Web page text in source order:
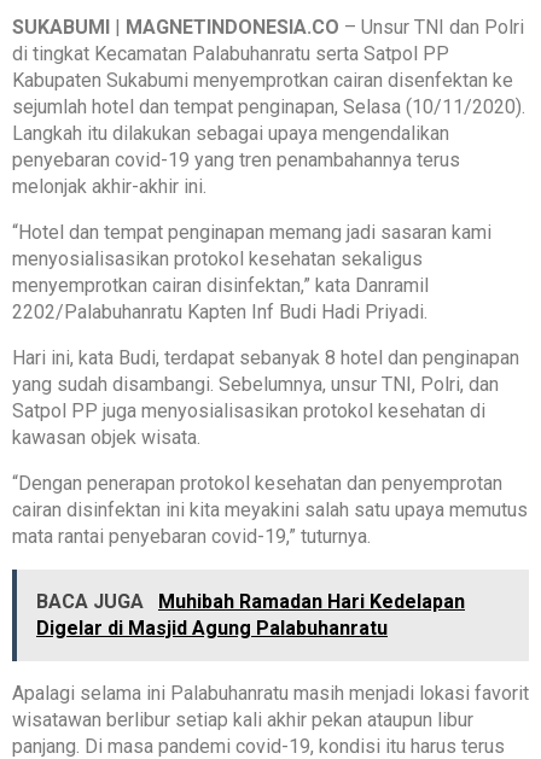
SUKABUMI | MAGNETINDONESIA.CO – Unsur TNI dan Polri
di tingkat Kecamatan Palabuhanratu serta Satpol PP
Kabupaten Sukabumi menyemprotkan cairan disenfektan ke
sejumlah hotel dan tempat penginapan, Selasa (10/11/2020).
Langkah itu dilakukan sebagai upaya mengendalikan
penyebaran covid-19 yang tren penambahannya terus
melonjak akhir-akhir ini.
“Hotel dan tempat penginapan memang jadi sasaran kami
menyosialisasikan protokol kesehatan sekaligus
menyemprotkan cairan disinfektan,” kata Danramil
2202/Palabuhanratu Kapten Inf Budi Hadi Priyadi.
Hari ini, kata Budi, terdapat sebanyak 8 hotel dan penginapan
yang sudah disambangi. Sebelumnya, unsur TNI, Polri, dan
Satpol PP juga menyosialisasikan protokol kesehatan di
kawasan objek wisata.
“Dengan penerapan protokol kesehatan dan penyemprotan
cairan disinfektan ini kita meyakini salah satu upaya memutus
mata rantai penyebaran covid-19,” tuturnya.
BACA JUGA
Muhibah Ramadan Hari Kedelapan
Digelar di Masjid Agung Palabuhanratu
Apalagi selama ini Palabuhanratu masih menjadi lokasi favorit
wisatawan berlibur setiap kali akhir pekan ataupun libur
panjang. Di masa pandemi covid-19, kondisi itu harus terus